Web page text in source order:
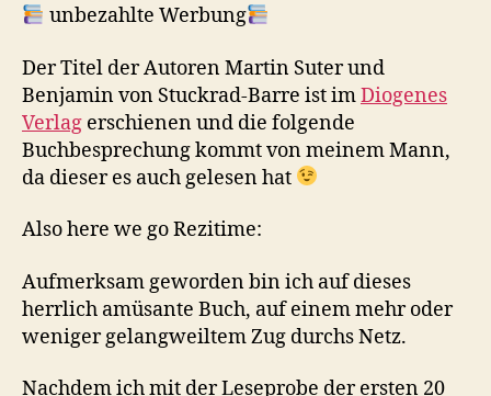
unbezahlte Werbung
Der Titel der Autoren Martin Suter und
Benjamin von Stuckrad-Barre ist imDiogenes
Verlag erschienen und die folgende
Buchbesprechung kommt von meinem Mann,
da dieser es auch gelesen hat
Also here we go Rezitime:
Aufmerksam geworden bin ich auf dieses
herrlich amüsante Buch, auf einem mehr oder
weniger gelangweiltem Zug durchs Netz.
Nachdem ich mit der Leseprobe der ersten 20